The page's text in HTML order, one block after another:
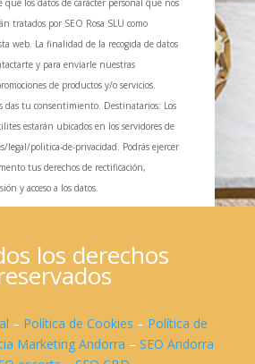
que los datos de carácter personal que nos
tratados por SEO Rosa SLU como
web. La finalidad de la recogida de datos
y para enviarle nuestras
de productos y/o servicios.
das tu consentimiento. Destinatarios: Los
estarán ubicados en los servidores de
legal/politica-de-privacidad. Podrás ejercer
tus derechos de rectificación,
y acceso a los datos.
los derechos
– Política de Cookies – Política de
Marketing Andorra –SEO Andorra